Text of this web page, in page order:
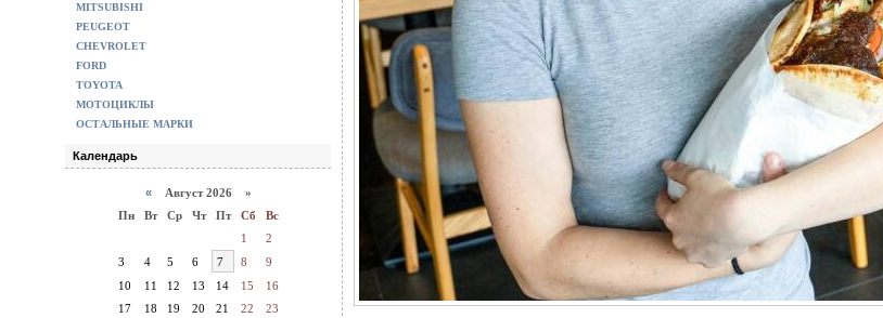
MITSUBISHI
PEUGEOT
CHEVROLET
FORD
TOYOTA
МОТОЦИКЛЫ
ОСТАЛЬНЫЕ МАРКИ
Календарь
« Август 2026 »
Пн
Вт Ср Чт Пт Сб
Вс
1
2
3
4 5 6 7 8
9
10
11 12 13 14 15
16
17
18 19 20 21 22
23